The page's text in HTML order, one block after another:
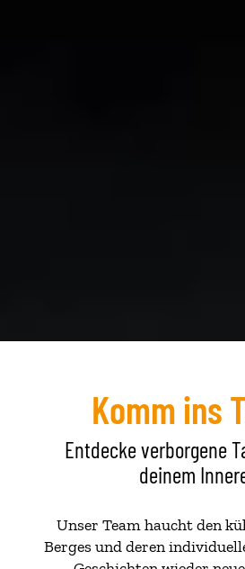
Komm ins
Entdecke verborgene
deinem
Unser Team haucht den
Berges und deren